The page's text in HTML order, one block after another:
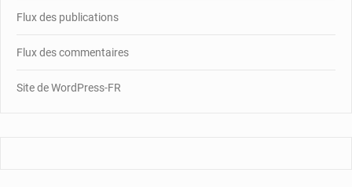
Flux des publications
Flux des commentaires
Site de WordPress-FR